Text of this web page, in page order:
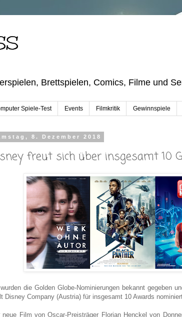
Brettspielen, Comics, Filme und
Spiele-Test Events Filmkritik Gewinnspiele
8. Dezember 2018
freut sich über insgesamt 10
die Golden Globe-Nominierungen bekannt gegeben
Disney Company (Austria) für insgesamt 10 Awards
neue Film von Oscar-Preisträger Florian Henckel von